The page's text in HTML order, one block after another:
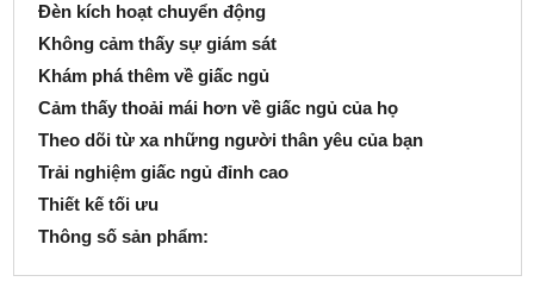
Đèn kích hoạt chuyển động
Không cảm thấy sự giám sát
Khám phá thêm về giấc ngủ
Cảm thấy thoải mái hơn về giấc ngủ của họ
Theo dõi từ xa những người thân yêu của bạn
Trải nghiệm giấc ngủ đỉnh cao
Thiết kế tối ưu
Thông số sản phẩm: